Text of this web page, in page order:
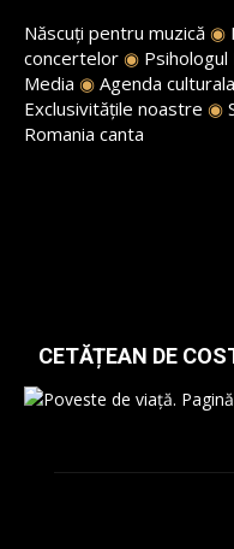
Născuți pentru muzică ◉
concertelor ◉ Psihologul
Media ◉ Agenda culturala
Exclusivitățile noastre ◉
Romania canta
CETĂȚEAN DE